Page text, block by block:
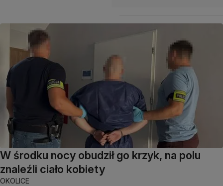
W środku nocy obudził go krzyk, na polu
znaleźli ciało kobiety
OKOLICE